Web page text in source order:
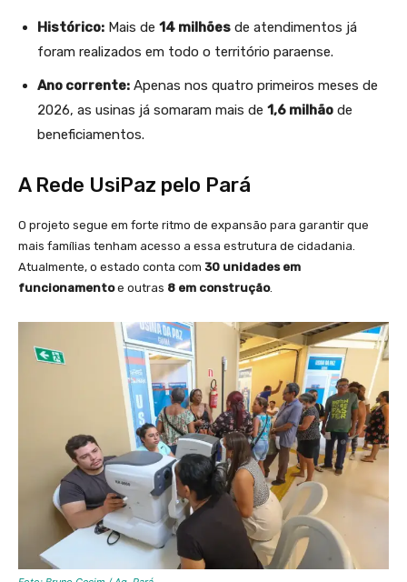
Histórico: Mais de 14 milhões de atendimentos já
foram realizados em todo o território paraense.
Ano corrente: Apenas nos quatro primeiros meses de
2026, as usinas já somaram mais de 1,6 milhão de
beneficiamentos.
A Rede UsiPaz pelo Pará
O projeto segue em forte ritmo de expansão para garantir que
mais famílias tenham acesso a essa estrutura de cidadania.
Atualmente, o estado conta com 30 unidades em
funcionamentoe outras 8 em construção.